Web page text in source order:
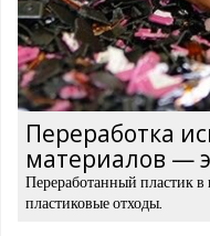
Переработка
материалов —
Переработанный пластик в
пластиковые отходы.